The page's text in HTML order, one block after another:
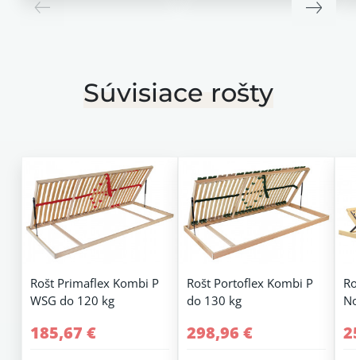
Súvisiace rošty
Rošt Primaflex Kombi P
WSG do 120 kg
185,67 €
Rošt Portoflex Kombi P
do 130 kg
298,96 €